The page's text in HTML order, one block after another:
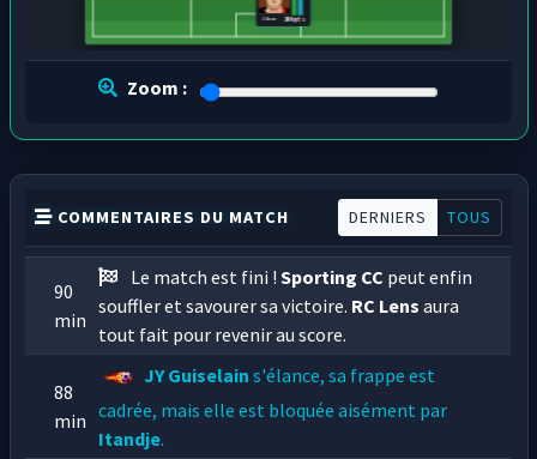
300 pts
24 ans
Zoom :
COMMENTAIRES DU MATCH DERNIERS TOUS
90
min
Le match est fini !Sporting CC peut enfin
souffler et savourer sa victoire. RC Lens aura
tout fait pour revenir au score.
88
min
JY Guiselain s'élance, sa frappe est
cadrée, mais elle est bloquée aisément par
Itandje.